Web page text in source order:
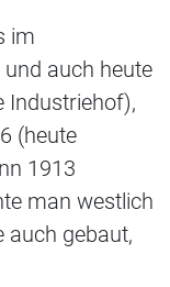
im
auch heute
(heute
1913
man westlich
auch gebaut,